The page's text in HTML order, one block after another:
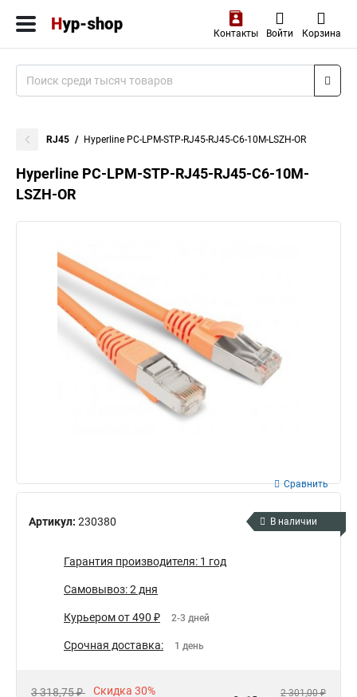
Контакты Войти Корзина
RJ45 Hyperline PC-LPM-STP-RJ45-RJ45-C6-10M-LSZH-OR
Hyperline PC-LPM-STP-RJ45-RJ45-C6-10M-
LSZH-OR
Артикул: 230380
Сравнить
В наличии
Гарантия производителя: 1 год
Самовывоз: 2 дня
Курьером от 490 ₽ 2-3 дней
Срочная доставка: 1 день
3 318,75 ₽ Скидка 30%
2 301,00 ₽